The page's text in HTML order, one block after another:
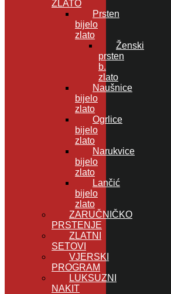
ZLATO
Prsten
bijelo
zlato
Ženski
prsten
b.
zlato
Naušnice
bijelo
zlato
Ogrlice
bijelo
zlato
Narukvice
bijelo
zlato
Lančić
bijelo
zlato
ZARUČNIČKO
PRSTENJE
ZLATNI
SETOVI
VJERSKI
PROGRAM
LUKSUZNI
NAKIT